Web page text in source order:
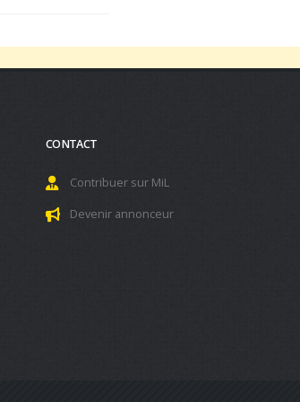
CONTACT
Contribuer sur MiL
Devenir annonceur